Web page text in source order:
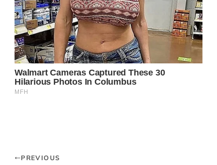
PREVIOUS